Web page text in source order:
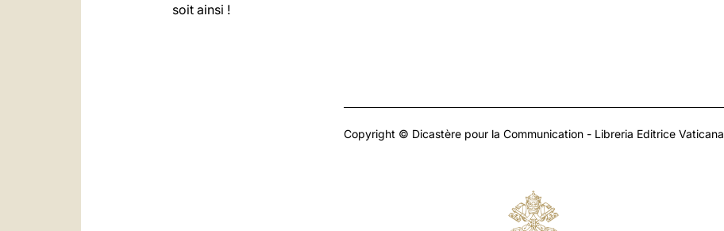
soit ainsi !
Copyright © Dicastère pour la Communication - Libreria Editrice Vaticana